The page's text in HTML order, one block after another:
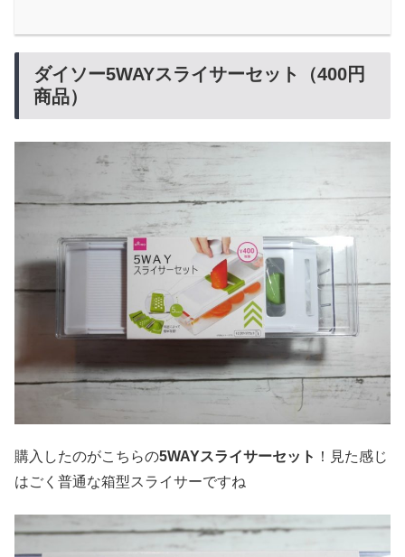
ダイソー5WAYスライサーセット（400円
商品）
購入したのがこちらの5WAYスライサーセット ！見た感じ
はごく普通な箱型スライサーですね